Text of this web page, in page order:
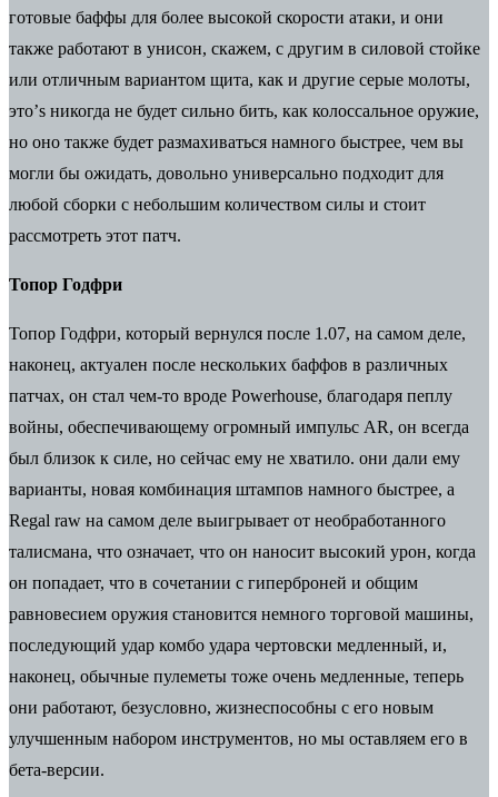
готовые баффы для более высокой скорости атаки, и они
также работают в унисон, скажем, с другим в силовой стойке
или отличным вариантом щита, как и другие серые молоты,
это’s никогда не будет сильно бить, как колоссальное оружие,
но оно также будет размахиваться намного быстрее, чем вы
могли бы ожидать, довольно универсально подходит для
любой сборки с небольшим количеством силы и стоит
рассмотреть этот патч.
Топор Годфри
Топор Годфри, который вернулся после 1.07, на самом деле,
наконец, актуален после нескольких баффов в различных
патчах, он стал чем-то вроде Powerhouse, благодаря пеплу
войны, обеспечивающему огромный импульс AR, он всегда
был близок к силе, но сейчас ему не хватило. они дали ему
варианты, новая комбинация штампов намного быстрее, а
Regal raw на самом деле выигрывает от необработанного
талисмана, что означает, что он наносит высокий урон, когда
он попадает, что в сочетании с гиперброней и общим
равновесием оружия становится немного торговой машины,
последующий удар комбо удара чертовски медленный, и,
наконец, обычные пулеметы тоже очень медленные, теперь
они работают, безусловно, жизнеспособны с его новым
улучшенным набором инструментов, но мы оставляем его в
бета-версии.